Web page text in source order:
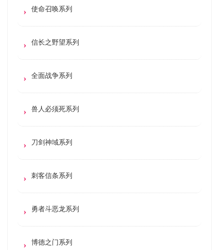
使命召唤系列
信长之野望系列
全面战争系列
兽人必须死系列
刀剑神域系列
刺客信条系列
勇者斗恶龙系列
博德之门系列